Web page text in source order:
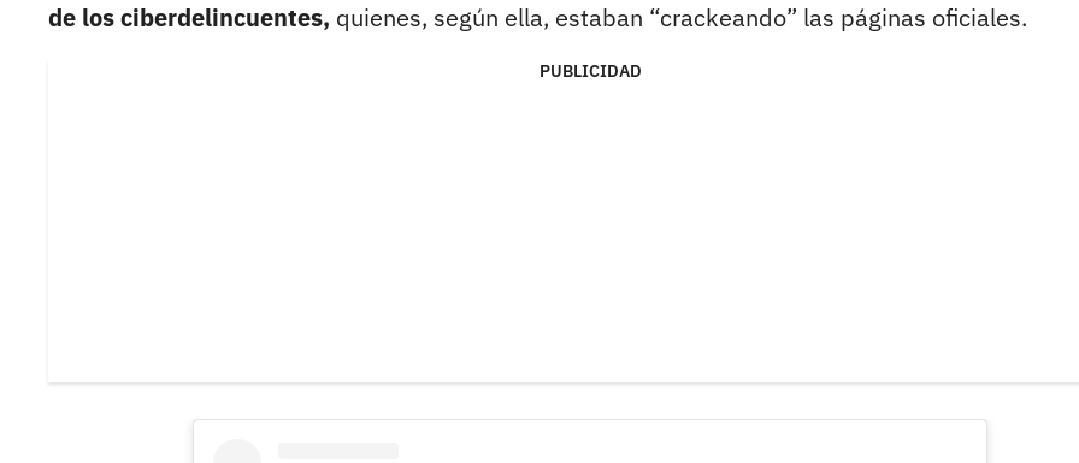
de los ciberdelincuentes, quienes, según ella, estaban “crackeando” las páginas oficiales.
PUBLICIDAD